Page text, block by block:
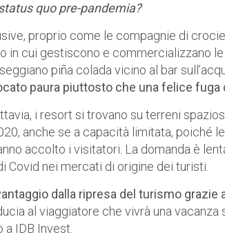
quo pre-pandemia?
proprio come le compagnie di
in cui gestiscono e commercializzano
piña colada vicino al bar
paura piuttosto che una felice fuga
i resort si trovano su terreni
anche se a capacità limitata, poiché
accolto i visitatori. La domanda è
Covid nei mercati di origine dei turisti.
dalla ripresa del turismo grazie
al viaggiatore che vivrà una vacanza
IDB Invest.